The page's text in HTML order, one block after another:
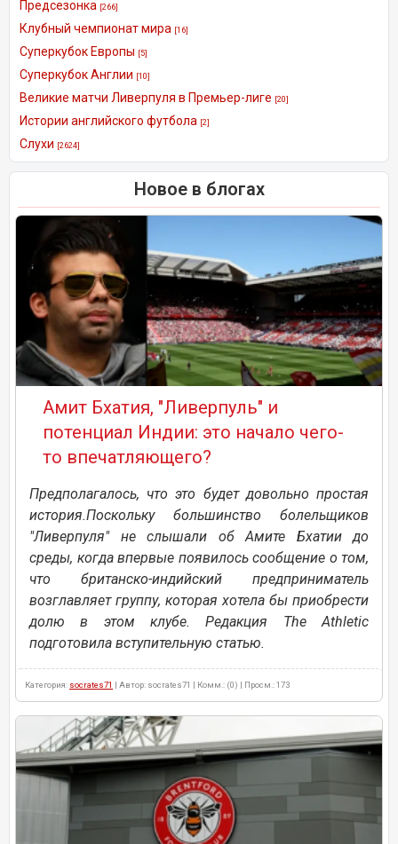
Предсезонка [266]
Клубный чемпионат мира [16]
Суперкубок Европы [5]
Суперкубок Англии [10]
Великие матчи Ливерпуля в Премьер-лиге [20]
Истории английского футбола [2]
Слухи [2624]
Новое в блогах
Амит Бхатия, "Ливерпуль" и
потенциал Индии: это начало чего-
то впечатляющего?
Предполагалось, что это будет довольно простая
история.Поскольку большинство болельщиков
"Ливерпуля" не слышали об Амите Бхатии до
среды, когда впервые появилось сообщение о том,
что британско-индийский предприниматель
возглавляет группу, которая хотела бы приобрести
долю в этом клубе. Редакция The Athletic
подготовила вступительную статью.
Категория: socrates71 | Автор: socrates71 | Комм.: (0) | Просм.: 173